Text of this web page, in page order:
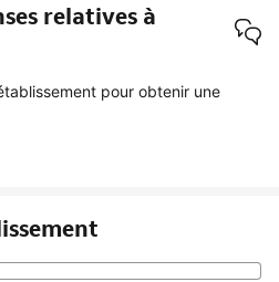
relatives à
pour obtenir une